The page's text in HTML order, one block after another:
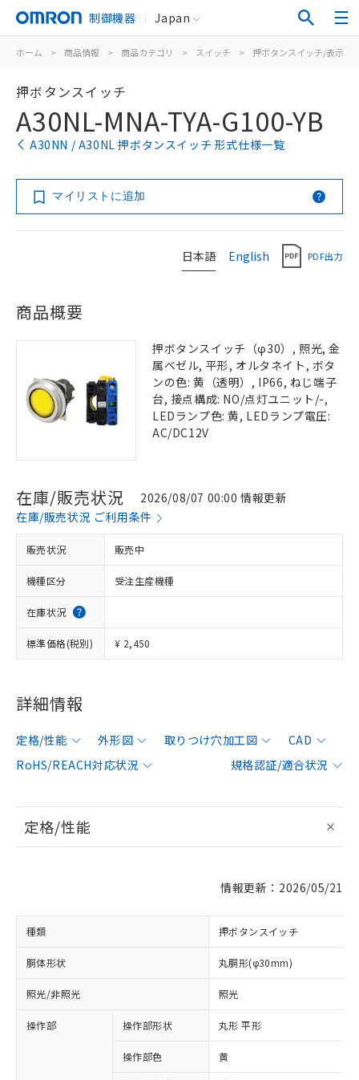
制御機器 Japan
ホーム > 商品情報 > 商品カテゴリ > スイッチ > 押ボタンスイッチ/表示灯
押ボタンスイッチ
A30NL-MNA-TYA-G100-YB
A30NN / A30NL 押ボタンスイッチ 形式仕様一覧
マイリストに追加
日本語 English PDF出力
商品概要
押ボタンスイッチ（φ30）, 照光, 金
属ベゼル, 平形, オルタネイト, ボタ
ンの色: 黄（透明）, IP66, ねじ端子
台, 接点構成: NO/点灯ユニット/-,
LEDランプ色: 黄, LEDランプ電圧:
AC/DC12V
在庫/販売状況
2026/08/07 00:00 情報更新
在庫/販売状況 ご利用条件
販売状況 販売中
機種区分 受注生産機種
在庫状況
標準価格(税別) ¥ 2,450
詳細情報
定格/性能 外形図 取りつけ穴加工図
CAD
RoHS/REACH対応状況
規格認証/適合状況
定格/性能
情報更新：2026/05/21
種類 押ボタンスイッチ
胴体形状 丸胴形(φ30mm)
照光/非照光 照光
操作部 操作部形状 丸形 平形
操作部色 黄